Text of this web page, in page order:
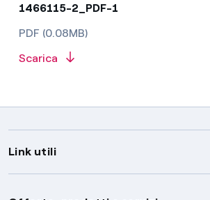
1466115-2_PDF-1
PDF (0.08MB)
Scarica
Link utili